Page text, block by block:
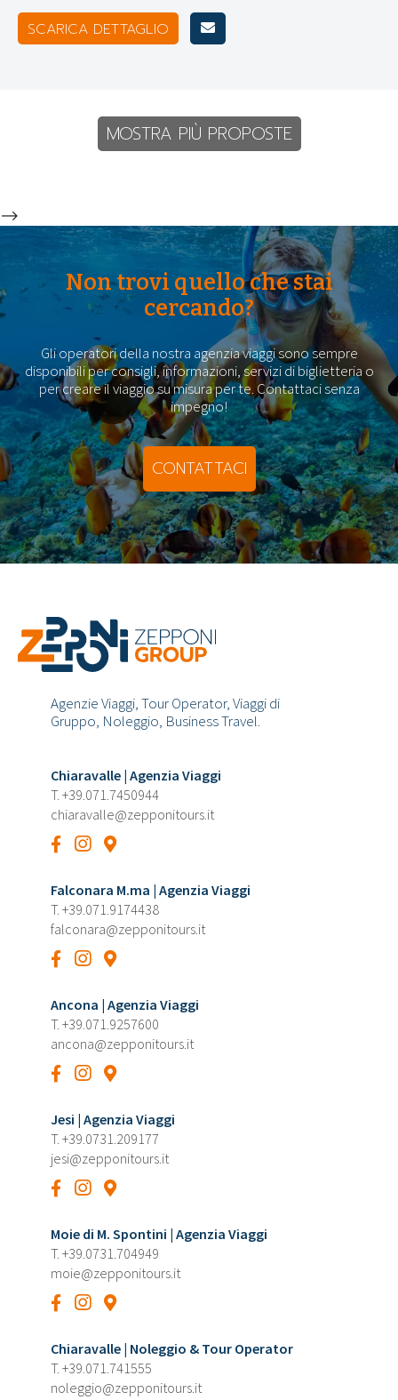
SCARICA DETTAGLIO
MOSTRA PIÙ PROPOSTE
-->
Non trovi quello che stai
cercando?
Gli operatori della nostra agenzia viaggi sono sempre
disponibili per consigli, informazioni, servizi di biglietteria o
per creare il viaggio su misura per te. Contattaci senza
impegno!
CONTATTACI
Agenzie Viaggi, Tour Operator, Viaggi di
Gruppo, Noleggio, Business Travel.
Chiaravalle | Agenzia Viaggi
T. +39.071.7450944
chiaravalle@zepponitours.it
Falconara M.ma | Agenzia Viaggi
T. +39.071.9174438
falconara@zepponitours.it
Ancona | Agenzia Viaggi
T. +39.071.9257600
ancona@zepponitours.it
Jesi | Agenzia Viaggi
T. +39.0731.209177
jesi@zepponitours.it
Moie di M. Spontini | Agenzia Viaggi
T. +39.0731.704949
moie@zepponitours.it
Chiaravalle | Noleggio & Tour Operator
T. +39.071.741555
noleggio@zepponitours.it